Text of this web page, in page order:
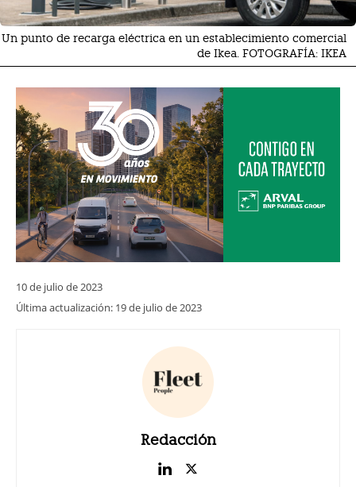
Un punto de recarga eléctrica en un establecimiento comercial
de Ikea. FOTOGRAFÍA: IKEA
10 de julio de 2023
Última actualización: 19 de julio de 2023
Redacción